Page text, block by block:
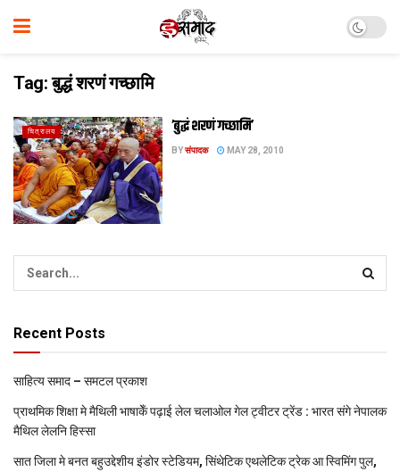
Tag:बुद्धं शरणं गच्छामि
चित्रालय ’बुद्धं शरणं गच्छामि’
BYसंपादक MAY 28, 2010
Recent Posts
साहित्य समाद – समटल प्रकाश
प्राथमिक शि‍क्षा मे मैथि‍ली भाषाकेँ पढ़ाई लेल चलाओल गेल ट्वीटर ट्रेंड : भारत संगे नेपालक
मैथिल लेलनि हिस्सा
सात जिला मे बनत बहुउद्देशीय इंडोर स्‍टेडि‍यम, सिंथेटिक एथलेटिक ट्रेक आ स्विमिंग पुल,